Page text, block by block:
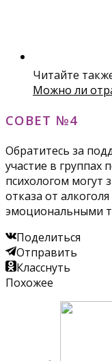
Читайте
Можно ли
СОВЕТ №4
Обратитесь за
участие в группах
психологом могут
отказа от
эмоциональными
Поделиться
Отправить
Класснуть
Похожее